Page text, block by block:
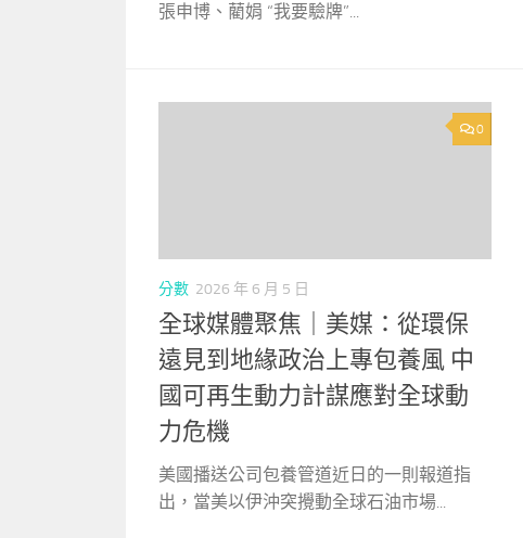
張申博、藺娟 “我要驗牌”...
0
分數 2026 年 6 月 5 日
全球媒體聚焦｜美媒：從環保
遠見到地緣政治上專包養風 中
國可再生動力計謀應對全球動
力危機
美國播送公司包養管道近日的一則報道指
出，當美以伊沖突攪動全球石油市場...